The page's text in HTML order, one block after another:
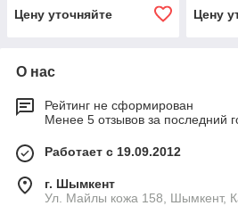
Цену уточняйте Цену
О нас
Рейтинг не сформирован
Менее 5 отзывов за последний
Работает с 19.09.2012
г. Шымкент
Ул. Майлы кожа 158, Шымкент,